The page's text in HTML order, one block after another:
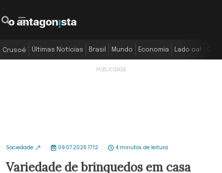
Crusoé Últimas Notícias Brasil Mundo Economia Lado oa!
Sociedade 09.07.2026 17:12 4 minutos de leitura
Variedade de brinquedos em casa